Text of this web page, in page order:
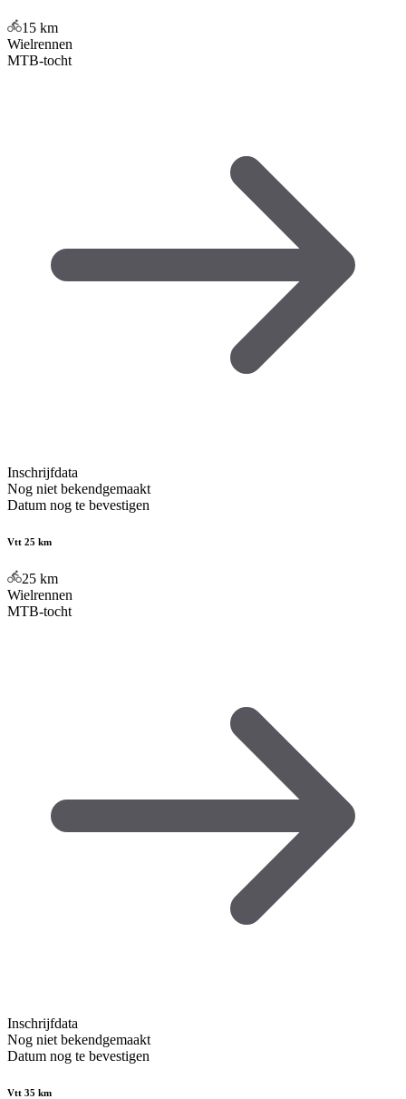
15 km
Wielrennen
MTB-tocht
Inschrijfdata
Nog niet bekendgemaakt
Datum nog te bevestigen
Vtt 25 km
25 km
Wielrennen
MTB-tocht
Inschrijfdata
Nog niet bekendgemaakt
Datum nog te bevestigen
Vtt 35 km